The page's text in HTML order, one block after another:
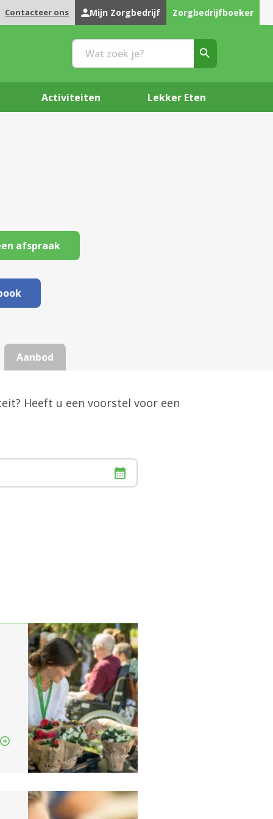
Contacteer ons Mijn Zorgbedrijf Zorgbedrijfboeker
Activiteiten Lekker Eten
afspraak
Heeft u een voorstel voor een
Aanbod